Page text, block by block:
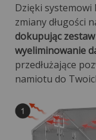
Dzięki systemowi
zmiany długości
dokupując
wyeliminowanie
przedłużające
namiotu do